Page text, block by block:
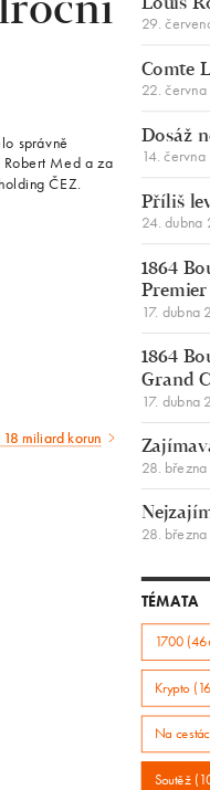
správně
Med a za
ČEZ.
miliard korun
Louis
29.
Comte
22.
Dosáž
14.
Příliš
24. dubna
1864
17. dubna
1864
Grand
17. dubna
28.
28.
TÉMATA
1700
Krypto
Na
Soutěž